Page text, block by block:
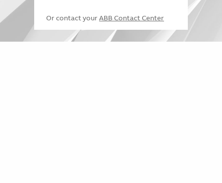
Or contact your ABB Contact Center